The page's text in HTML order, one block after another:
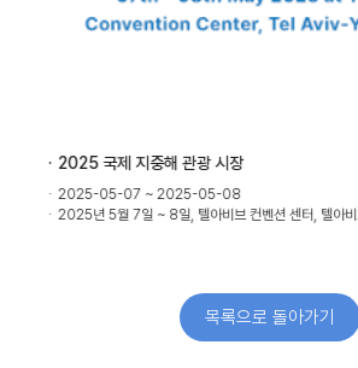
2025 IMEX 프랑크푸르트
2025-05-20 ~ 2025-05-22
2025년 5월 20일 ~ 22일, 프랑크푸르트 박람회, 프
목록으로 돌아가기